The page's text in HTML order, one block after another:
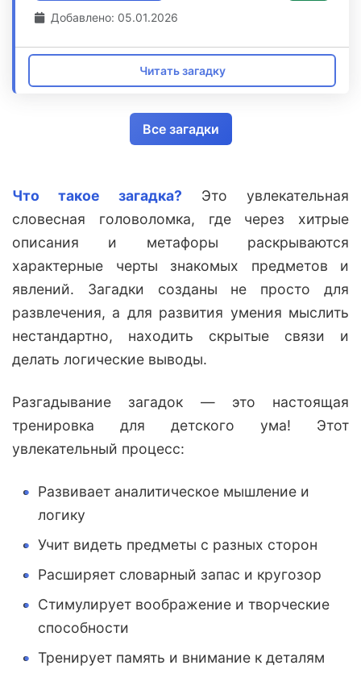
Добавлено: 05.01.2026
Читать загадку
Все загадки
Что такое загадка? Это увлекательная
словесная головоломка, где через хитрые
описания и метафоры раскрываются
характерные черты знакомых предметов и
явлений. Загадки созданы не просто для
развлечения, а для развития умения мыслить
нестандартно, находить скрытые связи и
делать логические выводы.
Разгадывание загадок — это настоящая
тренировка для детского ума! Этот
увлекательный процесс:
Развивает аналитическое мышление и
логику
Учит видеть предметы с разных сторон
Расширяет словарный запас и кругозор
Стимулирует воображение и творческие
способности
Тренирует память и внимание к деталям